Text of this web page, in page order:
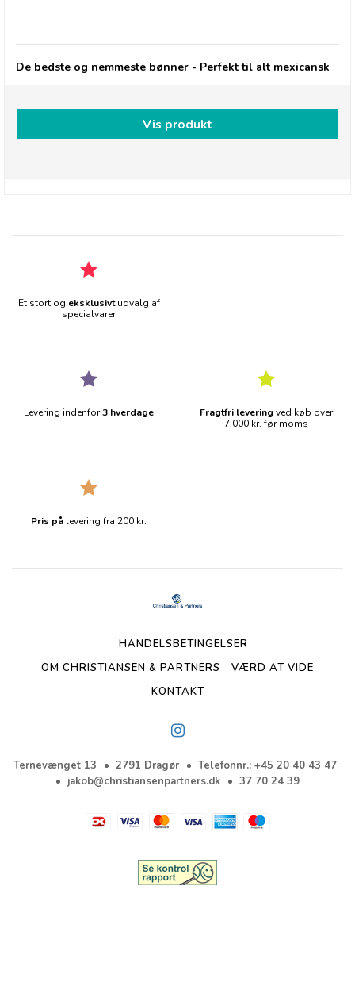
De bedste og nemmeste bønner - Perfekt til alt mexicansk
Vis produkt
Et stort og eksklusivtudvalg af
specialvarer
Levering indenfor3 hverdage Fragtfri levering ved køb over
7.000 kr. før moms
Pris på levering fra 200 kr.
HANDELSBETINGELSER
OM CHRISTIANSEN & PARTNERS
VÆRD AT VIDE
KONTAKT
Ternevænget 13 2791 Dragør Telefonnr.: +45 20 40 43 47
jakob@christiansenpartners.dk
37 70 24 39